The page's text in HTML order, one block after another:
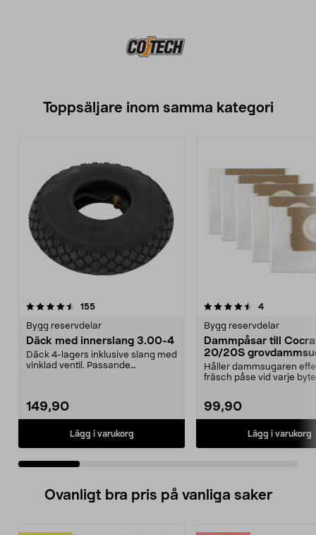
Toppsäljare inom samma kategori
155recensioner
Bygg reservdelar
Däck med innerslang 3.00-4
Däck 4-lagers inklusive slang med
vinklad ventil. Passande
149,90
Lägg i varukorg
4.5 av 5 stjärnor 4recensioner
Bygg reservdelar
Dammpåsar till
20/20S
5-pack
Håller dammsugaren
fräsch påse vid varje
99,90
Lägg i varukorg
5.0 av 5 stjärnor
Ovanligt bra pris på vanliga saker